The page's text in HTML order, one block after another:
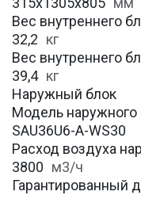
Вес внутреннего
32,2 кг
Вес внутреннего
39,4 кг
Наружный блок
Модель наружного
SAU36U6-A-WS30
Расход воздуха
3800 м3/ч
Гарантированный